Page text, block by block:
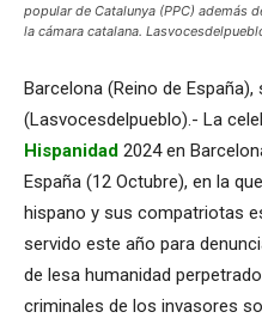
popular de Catalunya (PPC) además
la cámara catalana.
Barcelona (Reino de
(Lasvocesdelpueblo).- La
Hispanidad 2024 en
España (12 Octubre), en la
hispano y sus compatriotas
servido este año para
de lesa humanidad
criminales de los invasores